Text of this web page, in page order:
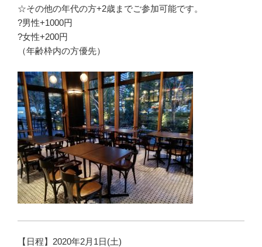
☆その他の年代の方+2歳までご参加可能です。
?男性+1000円
?女性+200円
（年齢枠内の方優先）
【日程】2020年2月1日(土)